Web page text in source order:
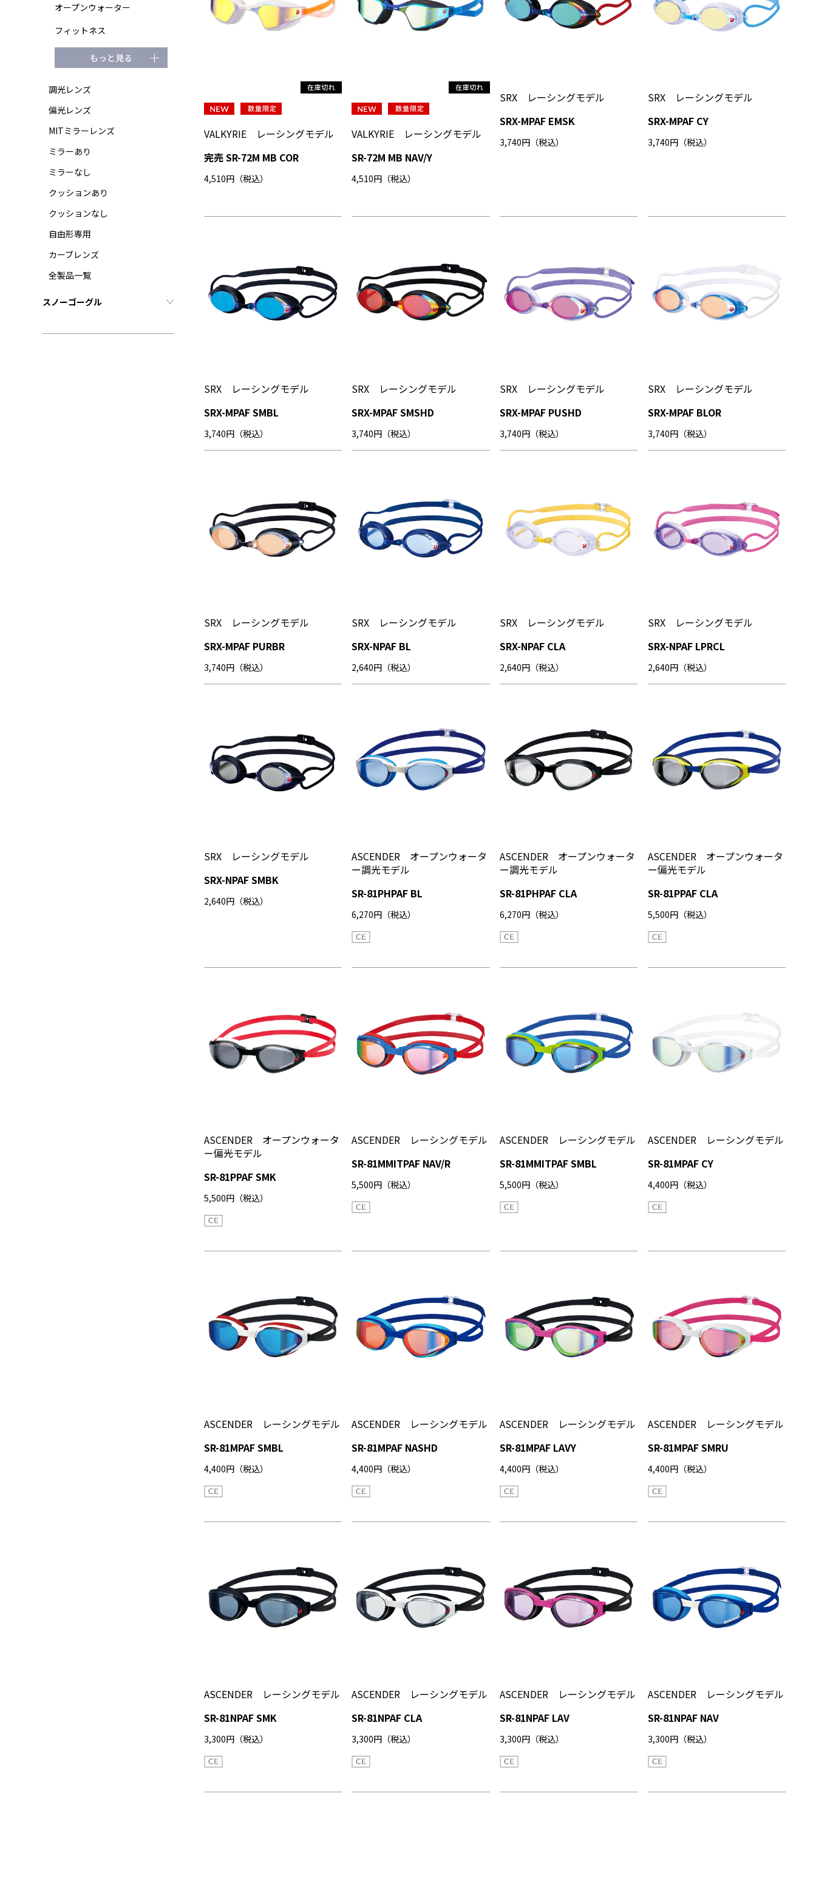
オープンウォーター
フィットネス
もっと見る
調光レンズ
偏光レンズ
MITミラーレンズ
ミラーあり
ミラーなし
クッションあり
クッションなし
自由形専用
カーブレンズ
全製品一覧
スノーゴーグル
VALKYRIE レーシングモデル
完売 SR-72M MB COR
4,510円（税込）
VALKYRIE レーシングモデル
SR-72M MB NAV/Y
4,510円（税込）
SRX レーシングモデル
SRX-MPAF EMSK
3,740円（税込）
SRX レーシングモデル
SRX-MPAF CY
3,740円（税込）
SRX レーシングモデル
SRX-MPAF SMBL
3,740円（税込）
SRX レーシングモデル
SRX-MPAF SMSHD
3,740円（税込）
SRX レーシングモデル
SRX-MPAF PUSHD
3,740円（税込）
SRX レーシングモデル
SRX-MPAF BLOR
3,740円（税込）
SRX レーシングモデル
SRX-MPAF PURBR
3,740円（税込）
SRX レーシングモデル
SRX-NPAF BL
2,640円（税込）
SRX レーシングモデル
SRX-NPAF CLA
2,640円（税込）
SRX レーシングモデル
SRX-NPAF LPRCL
2,640円（税込）
SRX レーシングモデル
SRX-NPAF SMBK
2,640円（税込）
ASCENDER オープンウォータ
ー調光モデル
SR-81PHPAF BL
6,270円（税込）
ASCENDER オープンウォータ
ー調光モデル
SR-81PHPAF CLA
6,270円（税込）
ASCENDER オープンウォータ
ー偏光モデル
SR-81PPAF CLA
5,500円（税込）
ASCENDER オープンウォータ
ー偏光モデル
SR-81PPAF SMK
5,500円（税込）
ASCENDER レーシングモデル
SR-81MMITPAF NAV/R
5,500円（税込）
ASCENDER レーシングモデル
SR-81MMITPAF SMBL
5,500円（税込）
ASCENDER レーシングモデル
SR-81MPAF CY
4,400円（税込）
ASCENDER レーシングモデル
SR-81MPAF SMBL
4,400円（税込）
ASCENDER レーシングモデル
SR-81MPAF NASHD
4,400円（税込）
ASCENDER レーシングモデル
SR-81MPAF LAVY
4,400円（税込）
ASCENDER レーシングモデル
SR-81MPAF SMRU
4,400円（税込）
ASCENDER レーシングモデル
SR-81NPAF SMK
3,300円（税込）
ASCENDER レーシングモデル
SR-81NPAF CLA
3,300円（税込）
ASCENDER レーシングモデル
SR-81NPAF LAV
3,300円（税込）
ASCENDER レーシングモデル
SR-81NPAF NAV
3,300円（税込）